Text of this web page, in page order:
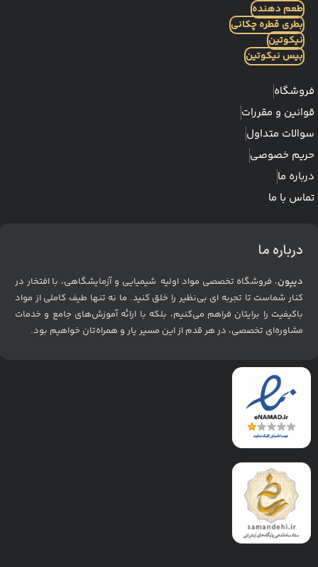
طعم دهنده
بطری قطره چکانی
نیکوتین
بیس نیکوتین
فروشگاه
قوانین و مقررات
سوالات متداول
حریم خصوصی
درباره ما
تماس با ما
درباره ما
دیپون، فروشگاه تخصصی مواد اولیه شیمیایی و آزمایشگاهی، با افتخار در
کنار شماست تا تجربه ای بی‌نظیر را خلق کنید. ما نه تنها طیف کاملی از مواد
باکیفیت را برایتان فراهم می‌کنیم، بلکه با ارائه آموزش‌های جامع و خدمات
مشاوره‌ای تخصصی، در هر قدم از این مسیر یار و همراه‌تان خواهیم بود.